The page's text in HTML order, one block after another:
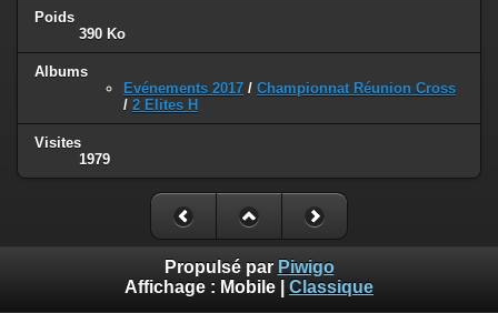
Poids
390 Ko
Albums
Evénements 2017 / Championnat Réunion Cross
/ 2 Elites H
Visites
1979
Propulsé par Piwigo
Affichage : Mobile Classique